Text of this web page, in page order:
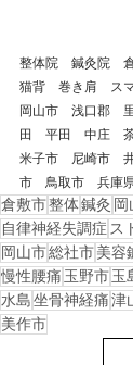
整体院　鍼灸院　
猫背　巻き肩　ス
岡山市　浅口郡　
田　平田　中庄　
米子市　尼崎市　
市　鳥取市　兵庫
倉敷市整体鍼灸 岡
自律神経失調症 ス
岡山市総社市美容
慢性腰痛 玉野市玉
水島坐骨神経痛津
美作市